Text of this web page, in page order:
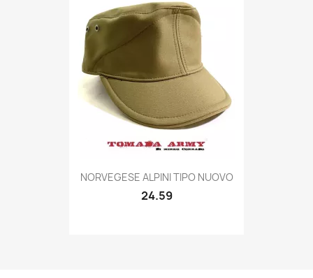
Quick view
NORVEGESE ALPINI TIPO NUOVO
24.59